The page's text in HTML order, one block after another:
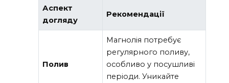
Аспект
догляду
Рекомендації
Полив
Магнолія потребує
регулярного поливу,
особливо у посушливі
періоди. Уникайте